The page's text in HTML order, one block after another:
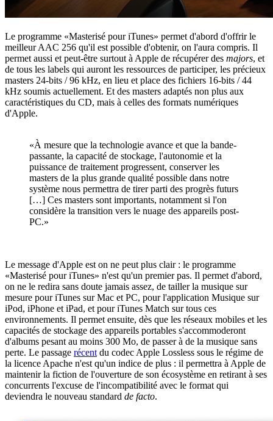
Le programme «Masterisé pour iTunes» permet d'abord d'offrir le
meilleur AAC 256 qu'il est possible d'obtenir, on l'aura compris. Il
permet aussi et peut-être surtout à Apple de récupérer des majors, et
de tous les labels qui auront les ressources de participer, les précieux
masters 24-bits / 96 kHz, en lieu et place des fichiers 16-bits / 44
kHz soumis actuellement. Et des masters adaptés non plus aux
caractéristiques du CD, mais à celles des formats numériques
d'Apple.
«À mesure que la technologie avance et que la bande-
passante, la capacité de stockage, l'autonomie et la
puissance de traitement progressent, conserver les
masters de la plus grande qualité possible dans notre
système nous permettra de tirer parti des progrès futurs
[…] Ces masters sont importants, notamment si l'on
considère la transition vers le nuage des appareils post-
PC.»
Le message d'Apple est on ne peut plus clair : le programme
«Masterisé pour iTunes» n'est qu'un premier pas. Il permet d'abord,
on ne le redira sans doute jamais assez, de tailler la musique sur
mesure pour iTunes sur Mac et PC, pour l'application Musique sur
iPod, iPhone et iPad, et pour iTunes Match sur tous ces
environnements. Il permet ensuite, dès que les réseaux mobiles et les
capacités de stockage des appareils portables s'accommoderont
d'albums pesant au moins 300 Mo, de passer à de la musique sans
perte. Le passage récent du codec Apple Lossless sous le régime de
la licence Apache n'est qu'un indice de plus : il permettra à Apple de
maintenir la fiction de l'ouverture de son écosystème en retirant à ses
concurrents l'excuse de l'incompatibilité avec le format qui
deviendra le nouveau standard de facto.